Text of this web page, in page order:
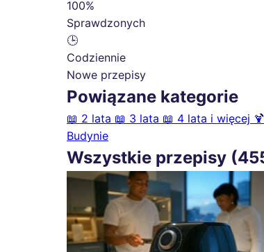
100%
Sprawdzonych
🕒
Codziennie
Nowe przepisy
Powiązane kategorie
📖 2 lata 📖 3 lata 📖 4 lata i więcej 🍹
Budynie
Wszystkie przepisy